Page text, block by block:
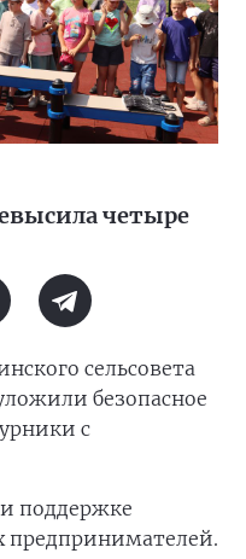
четыре
сельсовета
безопасное
с
поддержке
предпринимателей.